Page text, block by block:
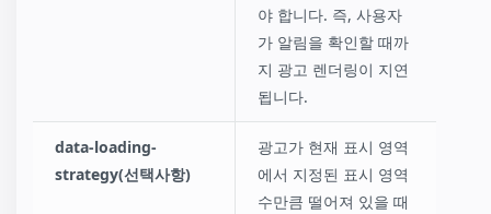
야 합니다. 즉, 사용자
가 알림을 확인할 때까
지 광고 렌더링이 지연
됩니다.
data-loading-
strategy(선택사항)
광고가 현재 표시 영역
에서 지정된 표시 영역
수만큼 떨어져 있을 때